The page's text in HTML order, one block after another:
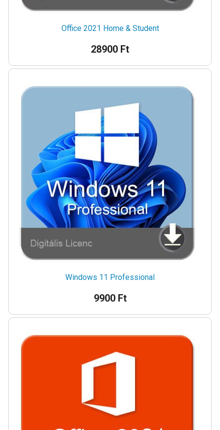
Office 2021 Home & Student
28900 Ft
Windows 11 Professional
9900 Ft